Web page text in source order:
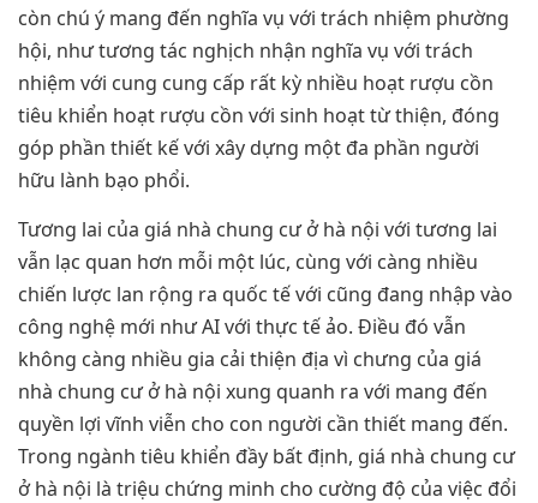
còn chú ý mang đến nghĩa vụ với trách nhiệm phường
hội, như tương tác nghịch nhận nghĩa vụ với trách
nhiệm với cung cung cấp rất kỳ nhiều hoạt rượu cồn
tiêu khiển hoạt rượu cồn với sinh hoạt từ thiện, đóng
góp phần thiết kế với xây dựng một đa phần người
hữu lành bạo phổi.
Tương lai của giá nhà chung cư ở hà nội với tương lai
vẫn lạc quan hơn mỗi một lúc, cùng với càng nhiều
chiến lược lan rộng ra quốc tế với cũng đang nhập vào
công nghệ mới như AI với thực tế ảo. Điều đó vẫn
không càng nhiều gia cải thiện địa vì chưng của giá
nhà chung cư ở hà nội xung quanh ra với mang đến
quyền lợi vĩnh viễn cho con người cần thiết mang đến.
Trong ngành tiêu khiển đầy bất định, giá nhà chung cư
ở hà nội là triệu chứng minh cho cường độ của việc đổi